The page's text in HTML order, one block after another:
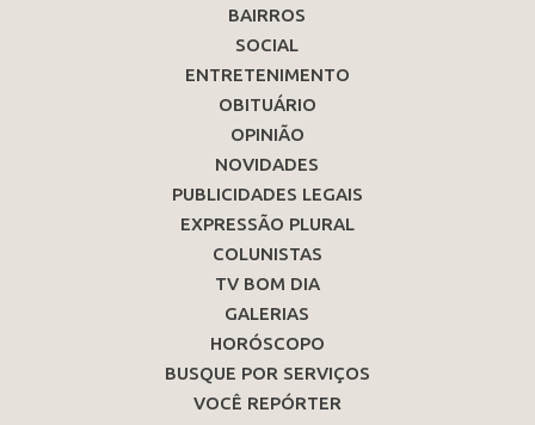
BAIRROS
SOCIAL
ENTRETENIMENTO
OBITUÁRIO
OPINIÃO
NOVIDADES
PUBLICIDADES LEGAIS
EXPRESSÃO PLURAL
COLUNISTAS
TV BOM DIA
GALERIAS
HORÓSCOPO
BUSQUE POR SERVIÇOS
VOCÊ REPÓRTER